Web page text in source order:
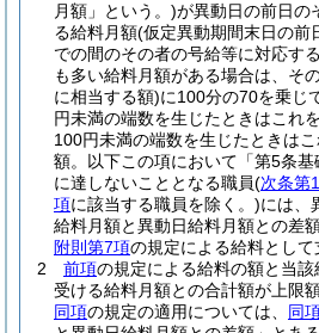
月額」という。)が異動日の前日の
る給料月額(仮定異動期間末日の前
での間のその者の号給等に対応す
も多い給料月額がある場合は、そ
に相当する額)に100分の70を乗じ
円未満の端数を生じたときはこれ
100円未満の端数を生じたときは
額。以下この項において「第5条
に達しないこととなる職員(次条第
項に該当する職員を除く。)には、
給料月額と異動日給料月額との差
附則第7項の規定による給料として
2
前項の規定による給料の額と当
受ける給料月額との合計額が上限
同項の規定の適用については、 同